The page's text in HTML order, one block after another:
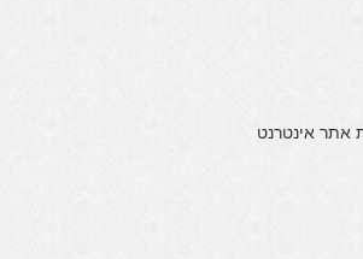
אתר אינטרנט